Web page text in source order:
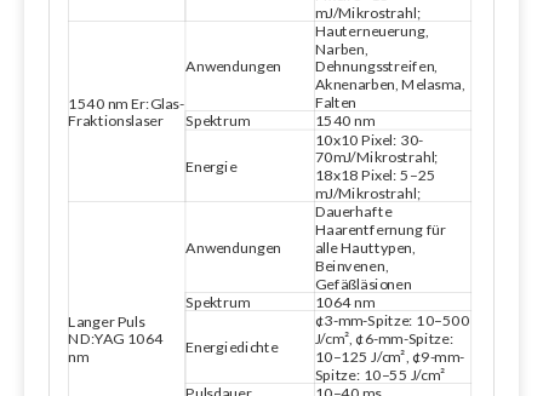
mJ/Mikrostrahl;
1540 nm Er:Glas-
Fraktionslaser
Anwendungen
Hauterneuerung,
Narben,
Dehnungsstreifen,
Aknenarben, Melasma,
Falten
Spektrum 1540 nm
Energie
10x10 Pixel: 30-
70mJ/Mikrostrahl;
18x18 Pixel: 5–25
mJ/Mikrostrahl;
Langer Puls
ND:YAG 1064
nm
Anwendungen
Dauerhafte
Haarentfernung für
alle Hauttypen,
Beinvenen,
Gefäßläsionen
Spektrum 1064 nm
Energiedichte
¢3-mm-Spitze: 10–500
J/cm², ¢6-mm-Spitze:
10–125 J/cm², ¢9-mm-
Spitze: 10–55 J/cm²
Pulsdauer 10–40 ms